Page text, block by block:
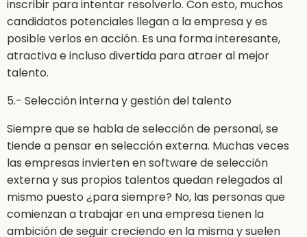
inscribir para intentar resolverlo. Con esto, muchos
candidatos potenciales llegan a la empresa y es
posible verlos en acción. Es una forma interesante,
atractiva e incluso divertida para atraer al mejor
talento.
5.- Selección interna y gestión del talento
Siempre que se habla de selección de personal, se
tiende a pensar en selección externa. Muchas veces
las empresas invierten en software de selección
externa y sus propios talentos quedan relegados al
mismo puesto ¿para siempre? No, las personas que
comienzan a trabajar en una empresa tienen la
ambición de seguir creciendo en la misma y suelen